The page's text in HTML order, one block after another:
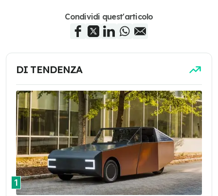
Condividi quest'articolo
DI TENDENZA
1